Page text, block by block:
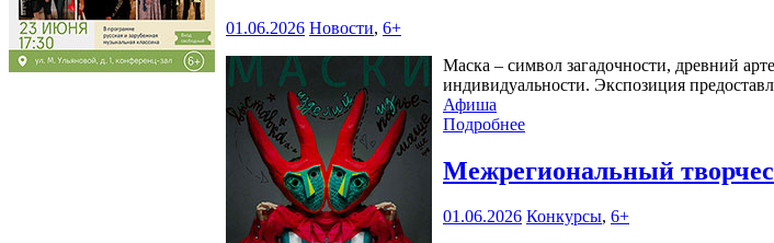
01.06.2026 Новости, 6+
Маска – символ загадочности, древний
индивидуальности. Экспозиция
Афиша
Подробнее
Межрегиональный
01.06.2026 Конкурсы, 6+